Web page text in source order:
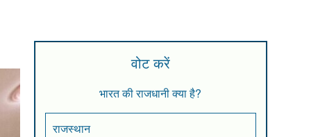
वोट करें
भारत की राजधानी क्या है?
राजस्थान